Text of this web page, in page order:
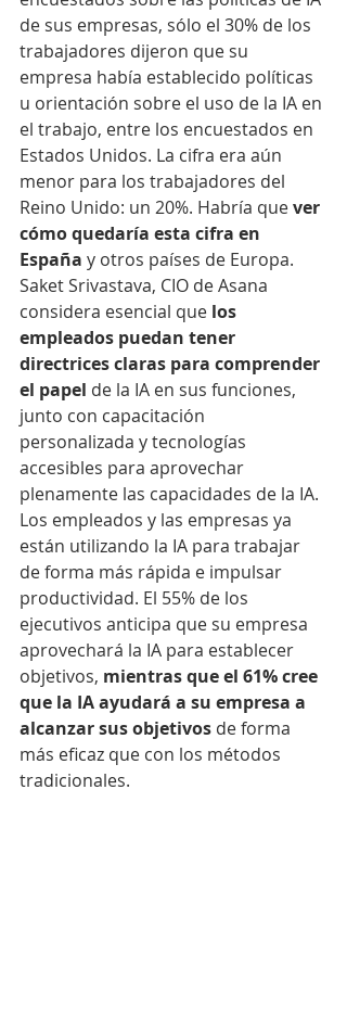
de sus empresas, sólo el 30% de los
trabajadores dijeron que su
empresa había establecido políticas
u orientación sobre el uso de la IA en
el trabajo, entre los encuestados en
Estados Unidos. La cifra era aún
menor para los trabajadores del
Reino Unido: un 20%. Habría que ver
cómo quedaría esta cifra en
España y otros países de Europa.
Saket Srivastava, CIO de Asana
considera esencial que los
empleados puedan tener
directrices claras para comprender
el papel de la IA en sus funciones,
junto con capacitación
personalizada y tecnologías
accesibles para aprovechar
plenamente las capacidades de la IA.
Los empleados y las empresas ya
están utilizando la IA para trabajar
de forma más rápida e impulsar
productividad. El 55% de los
ejecutivos anticipa que su empresa
aprovechará la IA para establecer
objetivos, mientras que el 61% cree
que la IA ayudará a su empresa a
alcanzar sus objetivos de forma
más eficaz que con los métodos
tradicionales.